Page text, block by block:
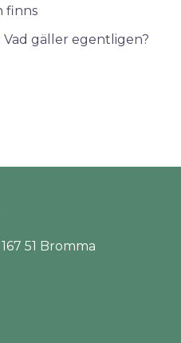
finns
gäller egentligen?
51 Bromma